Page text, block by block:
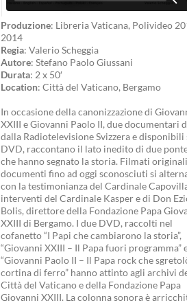
Produzione: Libreria Vaticana, Polivideo
2014
Regia: Valerio Scheggia
Autore: Stefano Paolo Giussani
Durata: 2 x 50′
Location: Città del Vaticano, Bergamo
In occasione della canonizzazione di
XXIII e Giovanni Paolo II, due documentari
dalla Radiotelevisione Svizzera e disponibili
DVD, raccontano il lato inedito di due
che hanno segnato la storia. Filmati
documenti fino ad oggi sconosciuti si
con la testimonianza del Cardinale
interventi del Cardinale Kasper e di Don
Bolis, direttore della Fondazione Papa
XXIII di Bergamo. I due DVD, raccolti nel
cofanetto “I Papi che cambiarono la storia”,
“Giovanni XXIII – Il Papa fuori programma”
“Giovanni Paolo II – Il Papa rock che
cortina di ferro” hanno attinto agli archivi
Città del Vaticano e della Fondazione Papa
Giovanni XXIII. La colonna sonora è